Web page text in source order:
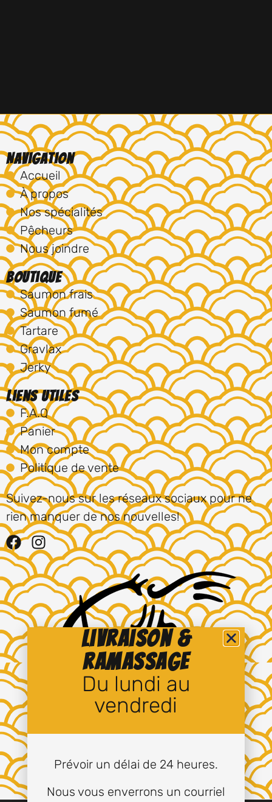
Navigation
Accueil
À propos
Nos spécialités
Pêcheurs
Nous joindre
Boutique
Saumon frais
Saumon fumé
Tartare
Gravlax
Jerky
Liens utiles
F.A.Q
Panier
Mon compte
Politique de vente
Suivez-nous sur les réseaux sociaux pour ne
rien manquer de nos nouvelles!
Livraison &
ramassage
Du lundi au
vendredi
Prévoir un délai de 24 heures.
Nous vous enverrons un courriel